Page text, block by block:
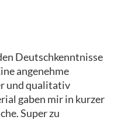
Deutschkenntnisse
angenehme
und qualitativ
gaben mir in kurzer
Super zu